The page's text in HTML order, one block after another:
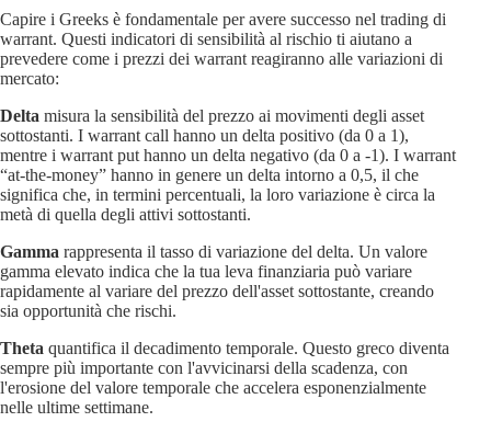
Capire i Greeks è fondamentale per avere successo nel trading di
warrant. Questi indicatori di sensibilità al rischio ti aiutano a
prevedere come i prezzi dei warrant reagiranno alle variazioni di
mercato:
Delta misura la sensibilità del prezzo ai movimenti degli asset
sottostanti. I warrant call hanno un delta positivo (da 0 a 1),
mentre i warrant put hanno un delta negativo (da 0 a -1). I warrant
“at-the-money” hanno in genere un delta intorno a 0,5, il che
significa che, in termini percentuali, la loro variazione è circa la
metà di quella degli attivi sottostanti.
Gamma rappresenta il tasso di variazione del delta. Un valore
gamma elevato indica che la tua leva finanziaria può variare
rapidamente al variare del prezzo dell'asset sottostante, creando
sia opportunità che rischi.
Theta quantifica il decadimento temporale. Questo greco diventa
sempre più importante con l'avvicinarsi della scadenza, con
l'erosione del valore temporale che accelera esponenzialmente
nelle ultime settimane.